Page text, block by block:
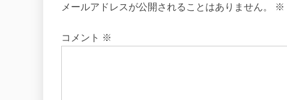
メールアドレスが公開されることはありません。 ※
コメント ※